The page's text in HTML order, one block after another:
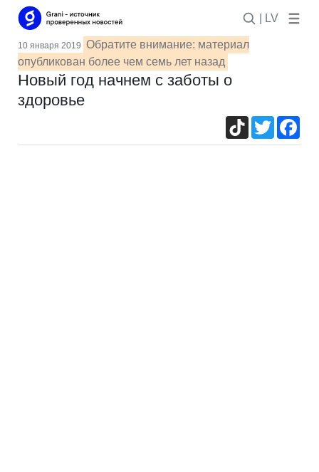
| LV
10 января 2019 Обратите внимание: материал
опубликован более чем семь лет назад
Новый год начнем с заботы о
здоровье
TikTokTwitter